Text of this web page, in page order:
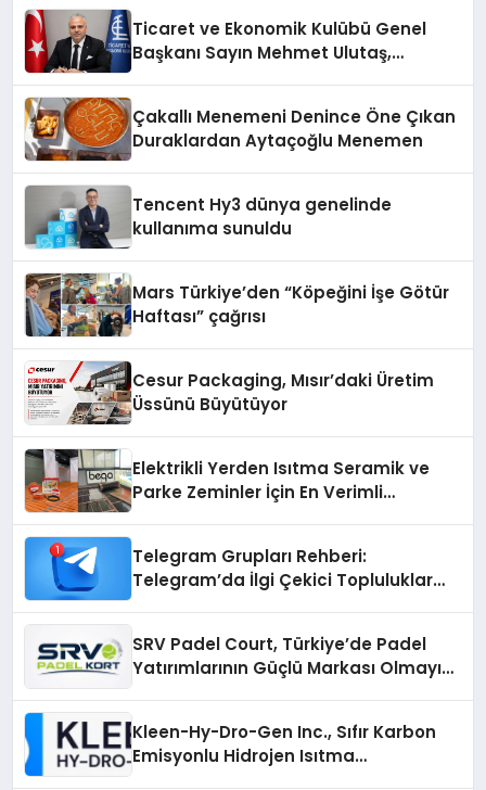
Ticaret ve Ekonomik Kulübü Genel
Başkanı Sayın Mehmet Ulutaş,
Çakallı Menemeni Denince Öne Çıkan
Duraklardan Aytaçoğlu Menemen
Tencent Hy3 dünya genelinde
kullanıma sunuldu
Mars Türkiye’den “Köpeğini İşe Götür
Haftası” çağrısı
Cesur Packaging, Mısır’daki Üretim
Üssünü Büyütüyor
Elektrikli Yerden Isıtma Seramik ve
Parke Zeminler İçin En Verimli
Telegram Grupları Rehberi:
Telegram’da İlgi Çekici Topluluklar
SRV Padel Court, Türkiye’de Padel
Yatırımlarının Güçlü Markası Olmayı
Kleen-Hy-Dro-Gen Inc., Sıfır Karbon
Emisyonlu Hidrojen Isıtma